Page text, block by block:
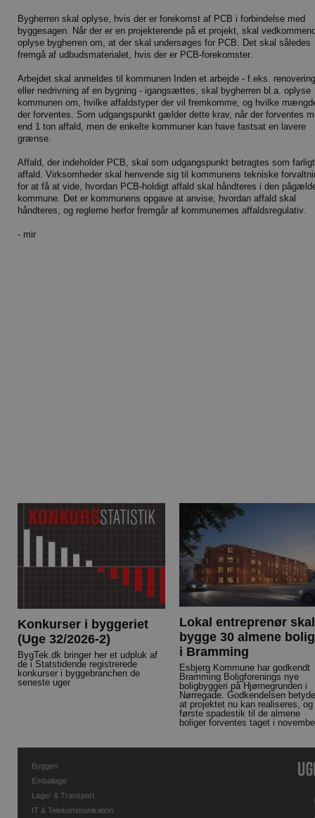
Bygherren skal oplyse, hvis der er forekomst af PCB i forbindelse med
byggesagen. Når der er en projekterende på et projekt, skal
oplyse bygherren om, at der skal undersøges for PCB. Det skal således
fremgå af udbudsmaterialet, hvis der er PCB-forekomster.
Arbejdet skal anmeldes til kommunen Inden et arbejde - f.eks. renovering
eller nedrivning af en bygning - igangsættes, skal bygherren bl.a. oplyse
kommunen om, hvilke affaldstyper der vil fremkomme, og hvilke
der forventes. Som udgangspunkt gælder dette krav, når der forventes
end 1 ton affald, men de enkelte kommuner kan have fastsat en lavere
grænse.
Affald, der indeholder PCB, skal som udgangspunkt betragtes som farligt
affald. Virksomheder skal henvende sig til kommunens tekniske
for at få at vide, hvordan PCB-holdigt affald skal håndteres i den
kommune. Det er kommunens opgave at anvise, hvordan affald skal
håndteres, og reglerne herfor fremgår af kommunernes affaldsregulativ.
- mir
Konkurser i byggeriet
(Uge 32/2026-2)
BygTek.dk bringer her et udpluk af
de i Statstidende registrerede
konkurser i byggebranchen de
seneste uger
Lokal entreprenør skal
bygge 30 almene
i Bramming
Esbjerg Kommune har godkendt
Bramming Boligforenings nye
boligbyggeri på Hjørnegrunden i
Nørregade. Godkendelsen
at projektet nu kan realiseres, og
første spadestik til de almene
boliger forventes taget i
Byggeri
Emballage
Lager & Transport
IT & Telekommunikation